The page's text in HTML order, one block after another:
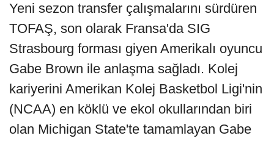
Yeni sezon transfer çalışmalarını sürdüren
TOFAŞ, son olarak Fransa'da SIG
Strasbourg forması giyen Amerikalı oyuncu
Gabe Brown ile anlaşma sağladı. Kolej
kariyerini Amerikan Kolej Basketbol Ligi'nin
(NCAA) en köklü ve ekol okullarından biri
olan Michigan State'te tamamlayan Gabe